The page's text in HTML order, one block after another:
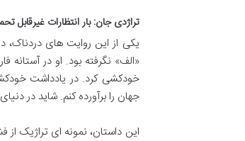
تراژدی جان: بار انتظارات غیرقابل
یکی از این روایت های
«الف» نگرفته بود. او در آستانه
خودکشی کرد. در یادداشت
جهان را برآورده کنم. شاید در
این داستان، نمونه ای تراژیک